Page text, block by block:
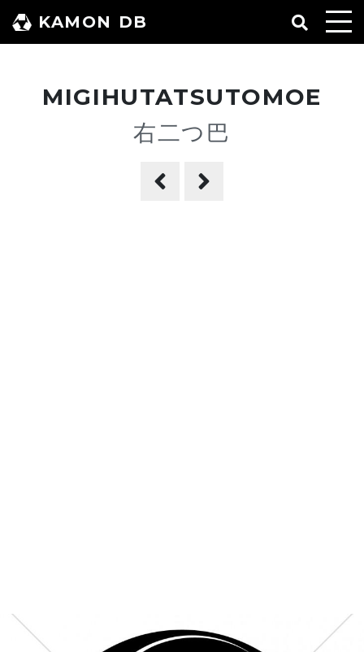
ン
KAMON DB
MIGIHUTATSUTOMOE
右二つ巴